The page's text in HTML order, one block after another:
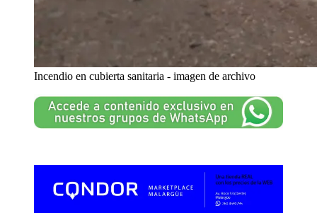
Incendio en cubierta sanitaria - imagen de archivo